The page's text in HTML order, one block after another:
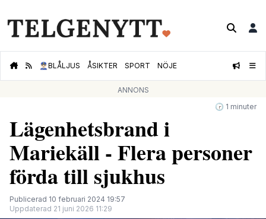
👮🏻‍♂️BLÅLJUS ÅSIKTER SPORT NÖJE
ANNONS
🕝 1 minuter
Lägenhetsbrand i
Mariekäll - Flera personer
förda till sjukhus
Publicerad 10 februari 2024 19:57
Uppdaterad 21 juni 2026 11:29